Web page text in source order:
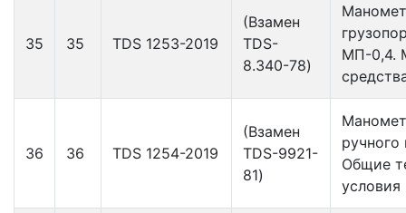
35 35 TDS 1253-2019
(Взамен
TDS-
8.340-78)
МП-0,4.
36 36 TDS 1254-2019
(Взамен
TDS-9921-
81)
ручного
Общие
условия